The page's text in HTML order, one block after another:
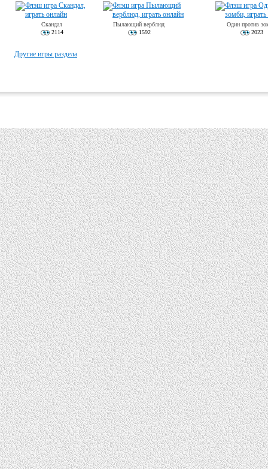
Скандал
2114
Пылающий верблюд
1592
Один против
2023
Другие игры раздела